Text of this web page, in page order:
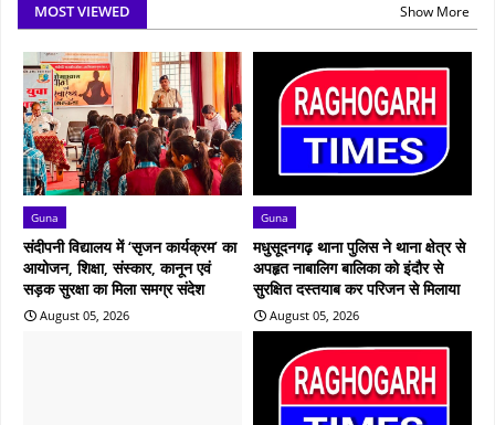
MOST VIEWED Show More
Guna
संदीपनी विद्यालय में ‘सृजन कार्यक्रम’ का
आयोजन, शिक्षा, संस्कार, कानून एवं
सड़क सुरक्षा का मिला समग्र संदेश
August 05, 2026
Guna
मधुसूदनगढ़ थाना पुलिस ने थाना क्षेत्र से
अपहृत नाबालिग बालिका को इंदौर से
सुरक्षित दस्तयाब कर परिजन से मिलाया
August 05, 2026